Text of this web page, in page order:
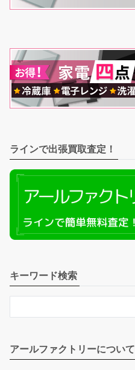
ラインで出張買取査定！
キーワード検索
アールファクトリーについて